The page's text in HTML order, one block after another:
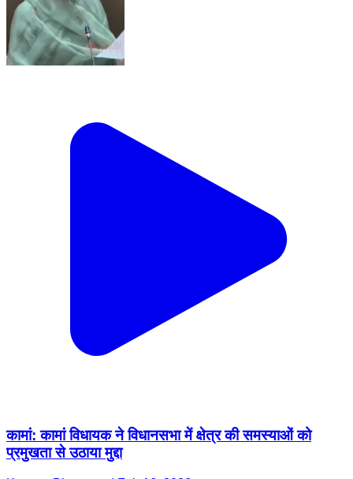
कामां: कामां विधायक ने विधानसभा में क्षेत्र की समस्याओं को
प्रमुखता से उठाया मुद्दा